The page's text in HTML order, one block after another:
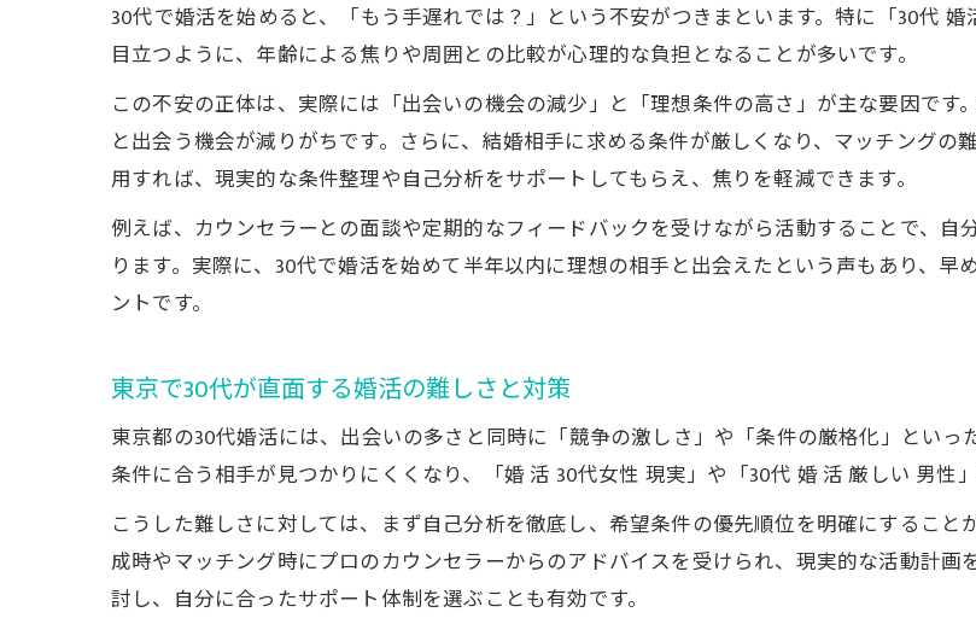
婚活に強いオンライン相談所活用
30代婚活で大切な時間の使い方と工夫
東京都の忙しい30代向け婚活の秘訣
効率化を叶える30代婚活のポイン
自分らしさを活かすオンライン活用術
30代ならではの自分らしい婚活設
オンライン相談所で自分を活かす魅
30代婚活経験者が語る未来への一歩
30代婚活経験者のリアルな体験談と
婚活で得た30代の気付きと前進の
未来につながる30代婚活の成功体
30代で婚活を始めると、「もう手遅れでは？」という不安がつきまといます。特に「30代
目立つように、年齢による焦りや周囲との比較が心理的な負担となることが多いです。
この不安の正体は、実際には「出会いの機会の減少」と「理想条件の高さ」が主な要因で
と出会う機会が減りがちです。さらに、結婚相手に求める条件が厳しくなり、マッチング
用すれば、現実的な条件整理や自己分析をサポートしてもらえ、焦りを軽減できます。
例えば、カウンセラーとの面談や定期的なフィードバックを受けながら活動することで、
ります。実際に、30代で婚活を始めて半年以内に理想の相手と出会えたという声もあり、
ントです。
東京で30代が直面する婚活の難しさと対策
東京都の30代婚活には、出会いの多さと同時に「競争の激しさ」や「条件の厳格化」とい
条件に合う相手が見つかりにくくなり、「婚 活 30代女性 現実」や「30代 婚 活 厳しい 男性
こうした難しさに対しては、まず自己分析を徹底し、希望条件の優先順位を明確にするこ
成時やマッチング時にプロのカウンセラーからのアドバイスを受けられ、現実的な活動計
討し、自分に合ったサポート体制を選ぶことも有効です。